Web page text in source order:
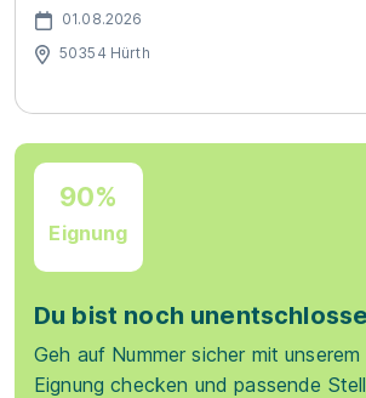
01.08.2026
50354 Hürth
90%
Eignung
Du bist noch
Geh auf Nummer sicher mit
Eignung checken und passende